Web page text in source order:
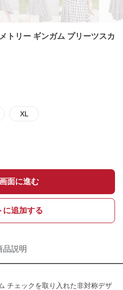
トリー ギンガム プリーツスカ
XL
面に進む
に追加する
品説明
チェックを取り入れた非対称デザ